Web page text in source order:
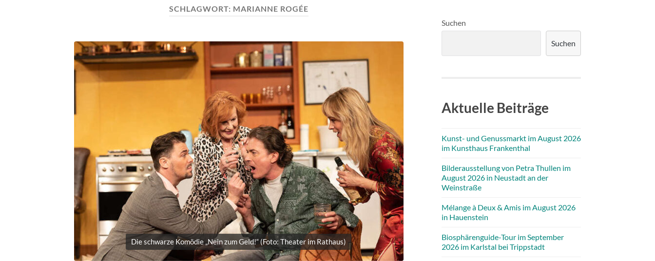
SCHLAGWORT: MARIANNE ROGÉE
Die schwarze Komödie „Nein zum Geld!“ (Foto: Theater im Rathaus)
Suchen
Suchen
Aktuelle Beiträge
Kunst- und Genussmarkt im August 2026
im Kunsthaus Frankenthal
Bilderausstellung von Petra Thullen im
August 2026 in Neustadt an der
Weinstraße
Mélange à Deux & Amis im August 2026
in Hauenstein
Biosphärenguide-Tour im September
2026 im Karlstal bei Trippstadt